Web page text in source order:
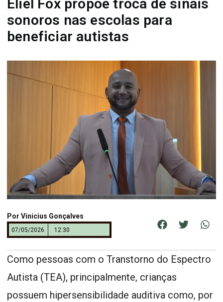
Eliel Fox propõe troca de sinais
sonoros nas escolas para
beneficiar autistas
Por Vinicius Gonçalves
07/05/2026 12:30
Como pessoas com o Transtorno do Espectro
Autista (TEA), principalmente, crianças
possuem hipersensibilidade auditiva como, por